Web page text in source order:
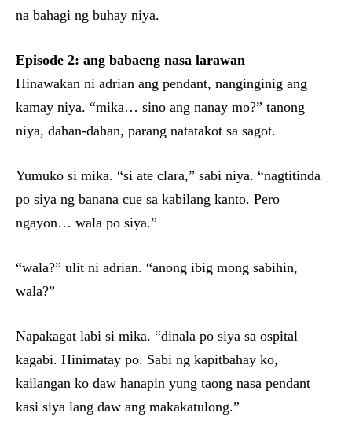
na bahagi ng buhay niya.
Episode 2: ang babaeng nasa larawan
Hinawakan ni adrian ang pendant, nanginginig ang
kamay niya. “mika… sino ang nanay mo?” tanong
niya, dahan-dahan, parang natatakot sa sagot.
Yumuko si mika. “si ate clara,” sabi niya. “nagtitinda
po siya ng banana cue sa kabilang kanto. Pero
ngayon… wala po siya.”
“wala?” ulit ni adrian. “anong ibig mong sabihin,
wala?”
Napakagat labi si mika. “dinala po siya sa ospital
kagabi. Hinimatay po. Sabi ng kapitbahay ko,
kailangan ko daw hanapin yung taong nasa pendant
kasi siya lang daw ang makakatulong.”